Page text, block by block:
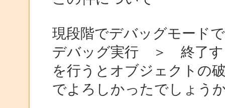
現段階でデバッグモード
デバッグ実行 ＞ 終了
を行うとオブジェクトの
でよろしかったでしょう